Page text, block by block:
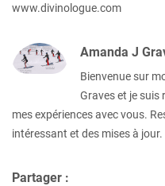
www.divinologue.com
Amanda J
Bienvenue sur
Graves et je suis
mes expériences avec vous.
intéressant et des mises à jour.
Partager :